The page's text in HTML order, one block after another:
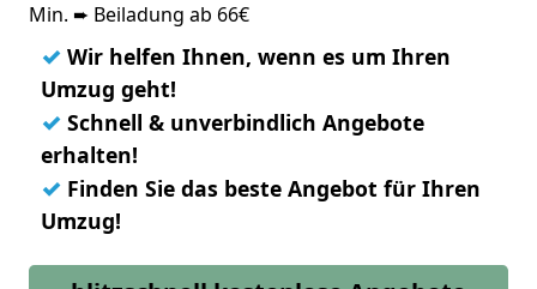
Min. ➨ Beiladung ab 66€
✓ Wir helfen Ihnen, wenn es um Ihren
Umzug geht!
✓ Schnell & unverbindlich Angebote
erhalten!
✓ Finden Sie das beste Angebot für Ihren
Umzug!